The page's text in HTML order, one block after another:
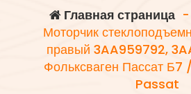
Главная страница-
Моторчик
правый 3AA959792,
Фольксваген Пассат
Passat